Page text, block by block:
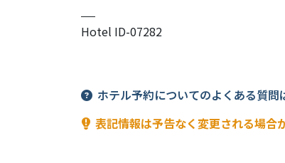
Hotel ID-07282
ホテル予約についてのよくある質問
表記情報は予告なく変更される場合